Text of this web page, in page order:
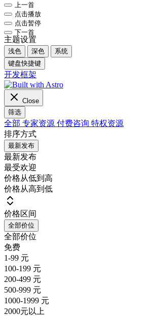
上一首
点击播放
点击暂停
下一首
主题设置
浅色 深色
系统
键盘快捷键
开发框架
Close
筛选
全部 专家资源 付费咨询 特权资源
排序方式
最新发布
最新发布
最受欢迎
价格从低到高
价格从高到低
价格区间
全部价位
全部价位
免费
1-99 元
100-199 元
200-499 元
500-999 元
1000-1999 元
2000元以上